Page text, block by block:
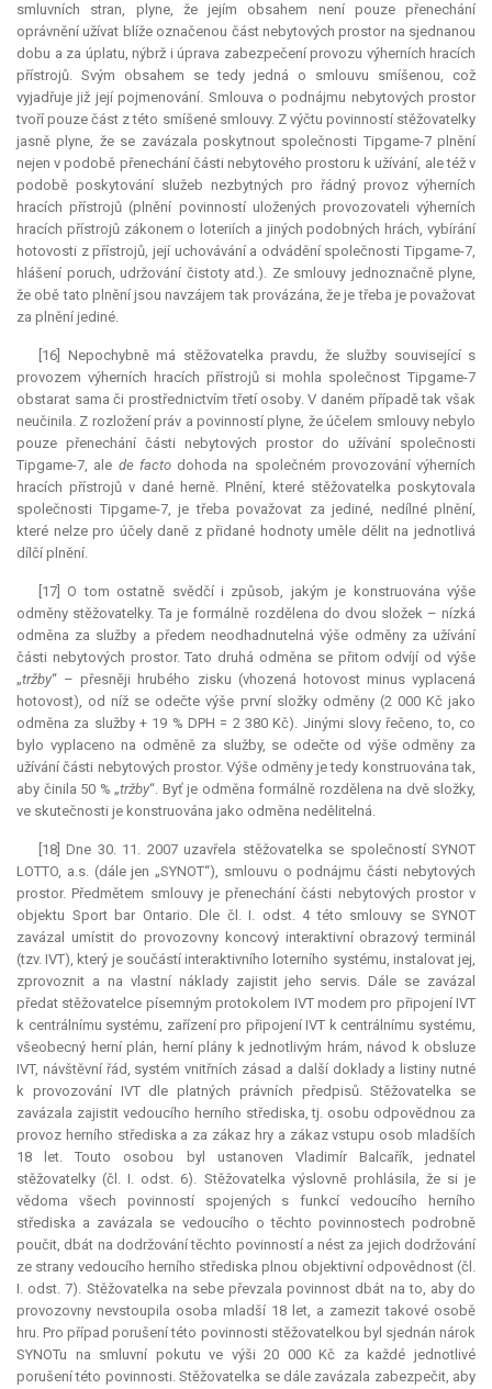
smluvních stran, plyne, že jejím obsahem není pouze přenechání
oprávnění užívat blíže označenou část nebytových prostor na sjednanou
dobu a za úplatu, nýbrž i úprava zabezpečení provozu výherních hracích
přístrojů. Svým obsahem se tedy jedná o smlouvu smíšenou, což
vyjadřuje již její pojmenování. Smlouva o podnájmu nebytových prostor
tvoří pouze část z této smíšené smlouvy. Z výčtu povinností stěžovatelky
jasně plyne, že se zavázala poskytnout společnosti Tipgame-7 plnění
nejen v podobě přenechání části nebytového prostoru k užívání, ale též v
podobě poskytování služeb nezbytných pro řádný provoz výherních
hracích přístrojů (plnění povinností uložených provozovateli výherních
hracích přístrojů zákonem o loteriích a jiných podobných hrách, vybírání
hotovosti z přístrojů, její uchovávání a odvádění společnosti Tipgame-7,
hlášení poruch, udržování čistoty atd.). Ze smlouvy jednoznačně plyne,
že obě tato plnění jsou navzájem tak provázána, že je třeba je považovat
za plnění jediné.
[16] Nepochybně má stěžovatelka pravdu, že služby související s
provozem výherních hracích přístrojů si mohla společnost Tipgame-7
obstarat sama či prostřednictvím třetí osoby. V daném případě tak však
neučinila. Z rozložení práv a povinností plyne, že účelem smlouvy nebylo
pouze přenechání části nebytových prostor do užívání společnosti
Tipgame-7, ale de facto dohoda na společném provozování výherních
hracích přístrojů v dané herně. Plnění, které stěžovatelka poskytovala
společnosti Tipgame-7, je třeba považovat za jediné, nedílné plnění,
které nelze pro účely daně z přidané hodnoty uměle dělit na jednotlivá
dílčí plnění.
[17] O tom ostatně svědčí i způsob, jakým je konstruována výše
odměny stěžovatelky. Ta je formálně rozdělena do dvou složek – nízká
odměna za služby a předem neodhadnutelná výše odměny za užívání
části nebytových prostor. Tato druhá odměna se přitom odvíjí od výše
„tržby“ – přesněji hrubého zisku (vhozená hotovost minus vyplacená
hotovost), od níž se odečte výše první složky odměny (2 000 Kč jako
odměna za služby + 19 % DPH = 2 380 Kč). Jinými slovy řečeno, to, co
bylo vyplaceno na odměně za služby, se odečte od výše odměny za
užívání části nebytových prostor. Výše odměny je tedy konstruována tak,
aby činila 50 % „tržby“. Byť je odměna formálně rozdělena na dvě složky,
ve skutečnosti je konstruována jako odměna nedělitelná.
[18] Dne 30. 11. 2007 uzavřela stěžovatelka se společností SYNOT
LOTTO, a.s. (dále jen „SYNOT“), smlouvu o podnájmu části nebytových
prostor. Předmětem smlouvy je přenechání části nebytových prostor v
objektu Sport bar Ontario. Dle čl. I. odst. 4 této smlouvy se SYNOT
zavázal umístit do provozovny koncový interaktivní obrazový terminál
(tzv. IVT), který je součástí interaktivního loterního systému, instalovat jej,
zprovoznit a na vlastní náklady zajistit jeho servis. Dále se zavázal
předat stěžovatelce písemným protokolem IVT modem pro připojení IVT
k centrálnímu systému, zařízení pro připojení IVT k centrálnímu systému,
všeobecný herní plán, herní plány k jednotlivým hrám, návod k obsluze
IVT, návštěvní řád, systém vnitřních zásad a další doklady a listiny nutné
k provozování IVT dle platných právních předpisů. Stěžovatelka se
zavázala zajistit vedoucího herního střediska, tj. osobu odpovědnou za
provoz herního střediska a za zákaz hry a zákaz vstupu osob mladších
18 let. Touto osobou byl ustanoven Vladimír Balcařík, jednatel
stěžovatelky (čl. I. odst. 6). Stěžovatelka výslovně prohlásila, že si je
vědoma všech povinností spojených s funkcí vedoucího herního
střediska a zavázala se vedoucího o těchto povinnostech podrobně
poučit, dbát na dodržování těchto povinností a nést za jejich dodržování
ze strany vedoucího herního střediska plnou objektivní odpovědnost (čl.
I. odst. 7). Stěžovatelka na sebe převzala povinnost dbát na to, aby do
provozovny nevstoupila osoba mladší 18 let, a zamezit takové osobě
hru. Pro případ porušení této povinnosti stěžovatelkou byl sjednán nárok
SYNOTu na smluvní pokutu ve výši 20 000 Kč za každé jednotlivé
porušení této povinnosti. Stěžovatelka se dále zavázala zabezpečit, aby